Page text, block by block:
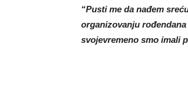
“Pusti me da nađem
organizovanju
svojevremeno smo imali